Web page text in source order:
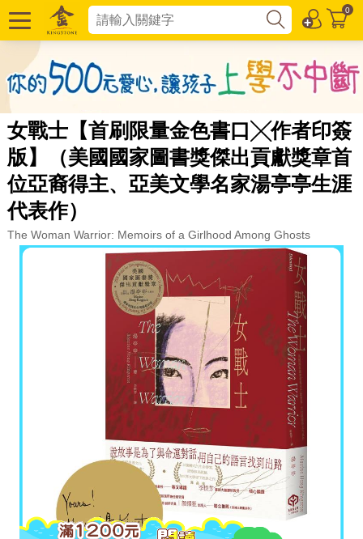
0
女戰士【首刷限量金色書口╳作者印簽
版】（美國國家圖書獎傑出貢獻獎章首
位亞裔得主、亞美文學名家湯亭亭生涯
代表作）
The Woman Warrior: Memoirs of a Girlhood Among Ghosts